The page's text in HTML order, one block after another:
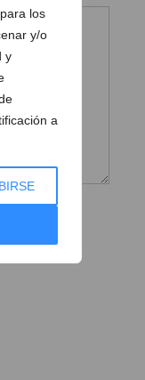
los
y/o
y
a